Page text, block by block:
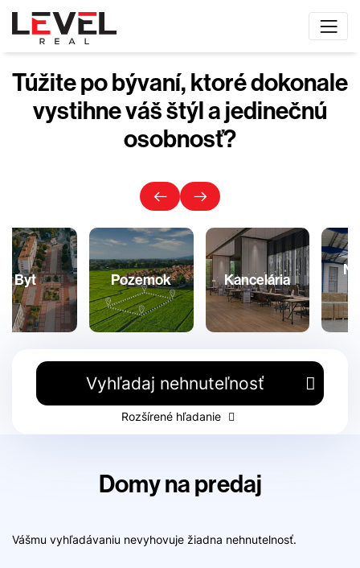
Túžite po bývaní, ktoré dokonale
vystihne váš štýl a jedinečnú
osobnosť?
Pozemok Kancelária
Nebytový
priestor
Vyhľadaj nehnuteľnosť
Rozšírené hľadanie
Domy na predaj
Vášmu vyhľadávaniu nevyhovuje žiadna nehnutelnosť.